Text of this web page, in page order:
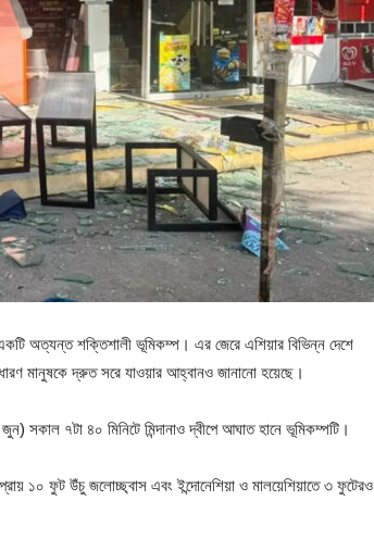
অত্যন্ত শক্তিশালী ভূমিকম্প। এর জেরে এশিয়ার বিভিন্ন দেশে
মানুষকে দ্রুত সরে যাওয়ার আহ্বানও জানানো হয়েছে।
সকাল ৭টা ৪০ মিনিটে মিন্দানাও দ্বীপে আঘাত হানে ভূমিকম্পটি।
১০ ফুট উঁচু জলোচ্ছ্বাস এবং ইন্দোনেশিয়া ও মালয়েশিয়াতে ৩ ফুটেরও